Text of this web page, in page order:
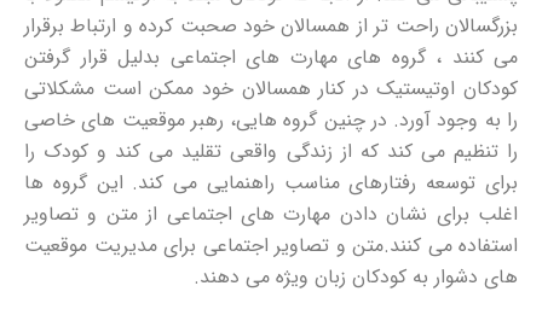
بزرگسالان راحت تر از همسالان خود صحبت کرده و ارتباط برقرار
می کنند ، گروه های مهارت های اجتماعی بدلیل قرار گرفتن
کودکان اوتیستیک در کنار همسالان خود ممکن است مشکلاتی
را به وجود آورد. در چنین گروه هایی، رهبر موقعیت های خاصی
را تنظیم می کند که از زندگی واقعی تقلید می کند و کودک را
برای توسعه رفتارهای مناسب راهنمایی می کند. این گروه ها
اغلب برای نشان دادن مهارت های اجتماعی از متن و تصاویر
استفاده می کنند.متن و تصاویر اجتماعی برای مدیریت موقعیت
های دشوار به کودکان زبان ویژه می دهند.